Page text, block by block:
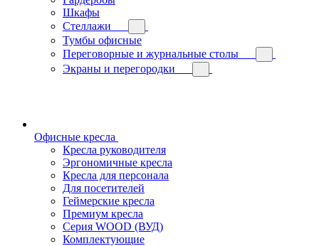
Шкафы
Стеллажи
Тумбы офисные
Переговорные и журнальные столы
Экраны и перегородки
Офисные кресла
Кресла руководителя
Эргономичные кресла
Кресла для персонала
Для посетителей
Геймерские кресла
Премиум кресла
Серия WOOD (ВУД)
Комплектующие